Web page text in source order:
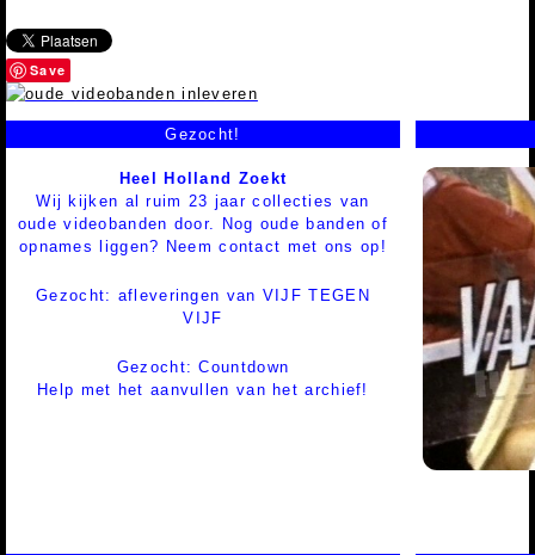
Save
Gezocht!
Heel Holland Zoekt
Wij kijken al ruim 23 jaar collecties van
oude videobanden door. Nog oude banden of
opnames liggen? Neem contact met ons op!
Gezocht: afleveringen van VIJF TEGEN
VIJF
Gezocht: Countdown
Help met het aanvullen van het archief!